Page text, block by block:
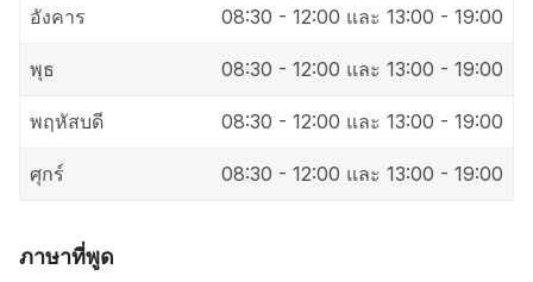
อังคาร 08:30 - 12:00 และ 13:00 - 19:00
พุธ 08:30 - 12:00 และ 13:00 - 19:00
พฤหัสบดี 08:30 - 12:00 และ 13:00 - 19:00
ศุกร์ 08:30 - 12:00 และ 13:00 - 19:00
ภาษาที่พูด